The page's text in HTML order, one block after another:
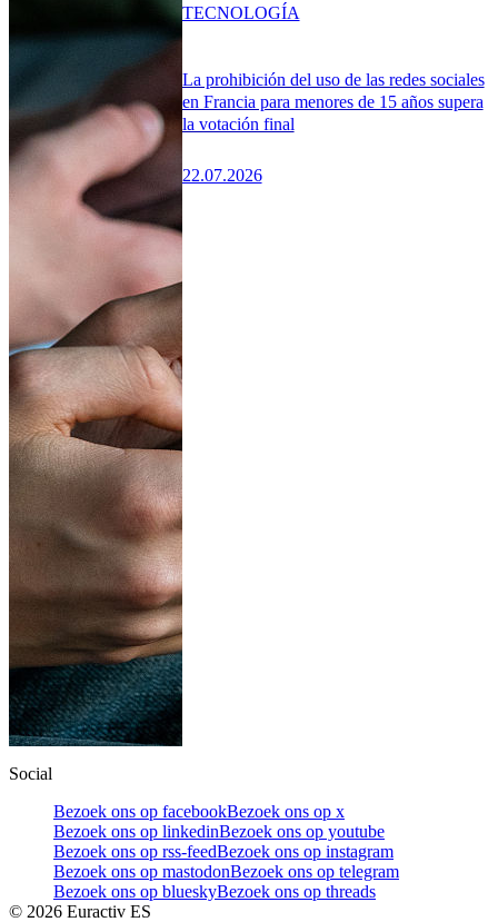
La prohibición del uso de las redes sociales
en Francia para menores de 15 años supera
la votación final
22.07.2026
TECNOLOGÍA
Social
Bezoek ons op facebookBezoek ons op x
Bezoek ons op linkedinBezoek ons op youtube
Bezoek ons op rss-feedBezoek ons op instagram
Bezoek ons op mastodonBezoek ons op telegram
Bezoek ons op blueskyBezoek ons op threads
© 2026 Euractiv ES